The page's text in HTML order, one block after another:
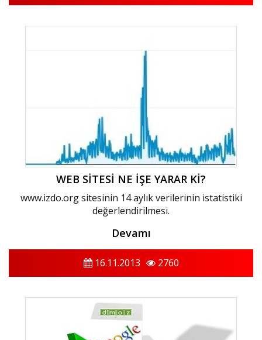
WEB SİTESİ NE İŞE YARAR Kİ?
www.izdo.org sitesinin 14 aylık verilerinin istatistiki
değerlendirilmesi.
Devamı
16.11.2013 2760